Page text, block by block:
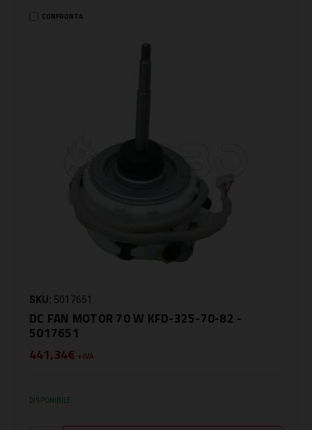
CONFRONTA
SKU: 5017651
DC FAN MOTOR 70 W KFD-325-70-82 -
5017651
441,34€ + IVA
DISPONIBILE